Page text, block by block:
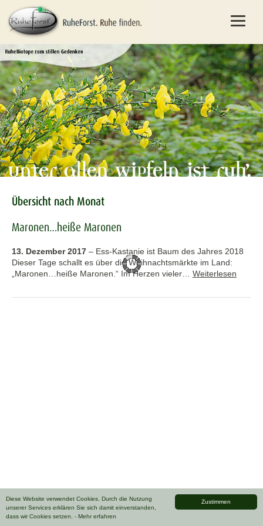
Zustimmen
Diese Website verwendet Cookies. Durch die Nutzung
unserer Services erklären Sie sich damit einverstanden,
dass wir Cookies setzen. - Mehr erfahren
Übersicht nach Monat
Maronen…heiße Maronen
13. Dezember 2017 – Ess-Kastanie ist Baum des Jahres 2018
Dieser Tage schallt es über die Weihnachtsmärkte im Land:
„Maronen…heiße Maronen.“ Im Herzen vieler… Weiterlesen